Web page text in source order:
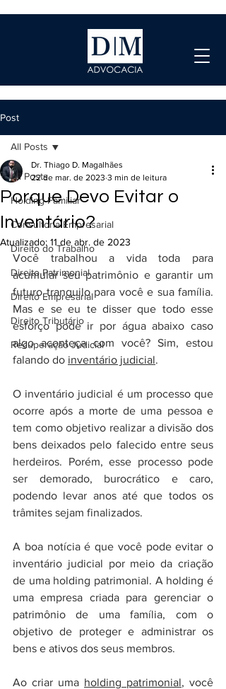
Post
All Posts
Holding Familiar
Consultoria Empresarial
Direito do Trabalho
Direito Patrimonial
Direito Empresarial
Direito Tributário
Recuperação Judicial
All Posts
Porque Devo Evitar o
Inventário?
Dr. Thiago D. Magalhães
22 de mar. de 2023 3 min de leitura
Atualizado: 11 de abr. de 2023
Você trabalhou a vida toda para
acumular seu patrimônio e garantir um
futuro tranquilo para você e sua família.
Mas e se eu te disser que todo esse
esforço pode ir por água abaixo caso
algo aconteça com você? Sim, estou
falando do inventário judicial.
O inventário judicial é um processo que
ocorre após a morte de uma pessoa e
tem como objetivo realizar a divisão dos
bens deixados pelo falecido entre seus
herdeiros. Porém, esse processo pode
ser demorado, burocrático e caro,
podendo levar anos até que todos os
trâmites sejam finalizados.
A boa notícia é que você pode evitar o
inventário judicial por meio da criação
de uma holding patrimonial. A holding é
uma empresa criada para gerenciar o
patrimônio de uma família, com o
objetivo de proteger e administrar os
bens e ativos dos seus membros.
Ao criar uma holding patrimonial, você